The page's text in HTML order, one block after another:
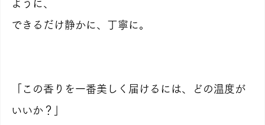
ように、
できるだけ静かに、丁寧に。
「この香りを一番美しく届けるには、どの温度が
いいか？」